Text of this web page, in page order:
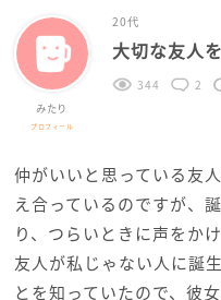
みたり
プロフィール
20代
大切な友人
344 2
仲がいいと思っている友
え合っているのですが、
り、つらいときに声をか
友人が私じゃない人に誕
とを知っていたので、彼